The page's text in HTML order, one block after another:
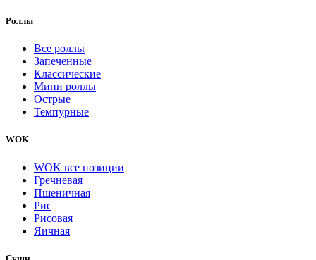
Роллы
Все роллы
Запеченные
Классические
Мини роллы
Острые
Темпурные
WOK
WOK все позиции
Гречневая
Пшеничная
Рис
Рисовая
Яичная